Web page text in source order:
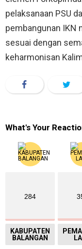
pelaksanaan PSU
pembangunan IKN
sesuai dengan
keharmonisan
What's Your
284
KABUPATEN
BALANGAN